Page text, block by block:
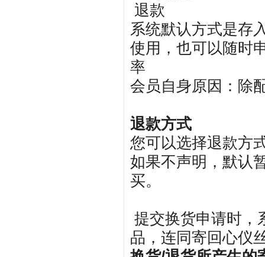
退款
系统默认方式是存
使用，也可以随时
率
会员自身原因：除
退款方式
您可以选择退款方
如果不声明，默认
买。
提交换货申请时，
品，连同寄回心仪